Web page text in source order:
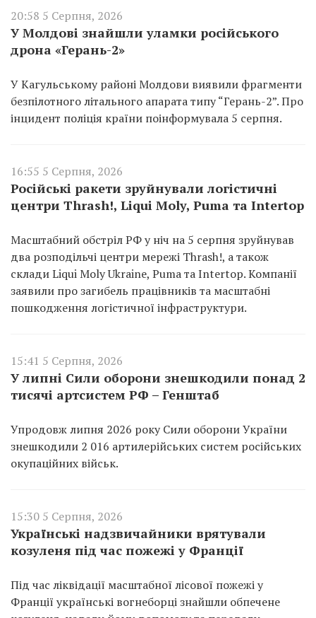
20:58 5 Серпня, 2026
У Молдові знайшли уламки російського
дрона «Герань-2»
У Кагульському районі Молдови виявили фрагменти
безпілотного літального апарата типу “Герань-2”. Про
інцидент поліція країни поінформувала 5 серпня.
16:55 5 Серпня, 2026
Російські ракети зруйнували логістичні
центри Thrash!, Liqui Moly, Puma та Intertop
Масштабний обстріл РФ у ніч на 5 серпня зруйнував
два розподільчі центри мережі Thrash!, а також
склади Liqui Moly Ukraine, Puma та Intertop. Компанії
заявили про загибель працівників та масштабні
пошкодження логістичної інфраструктури.
15:41 5 Серпня, 2026
У липні Сили оборони знешкодили понад 2
тисячі артсистем РФ – Генштаб
Упродовж липня 2026 року Сили оборони України
знешкодили 2 016 артилерійських систем російських
окупаційних військ.
15:30 5 Серпня, 2026
Українські надзвичайники врятували
козуленя під час пожежі у Франції
Під час ліквідації масштабної лісової пожежі у
Франції українські вогнеборці знайшли обпечене